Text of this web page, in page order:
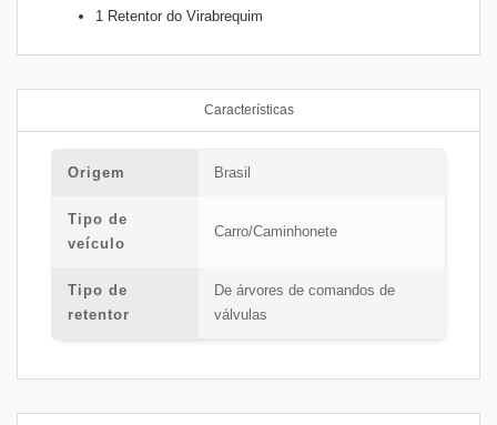
1 Retentor do Virabrequim
Características
Origem Brasil
Tipo de
veículo
Carro/Caminhonete
Tipo de
retentor
De árvores de comandos de
válvulas